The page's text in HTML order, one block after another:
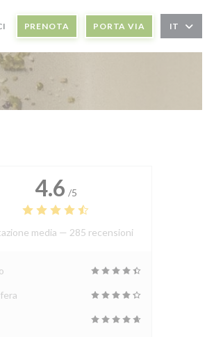
FINESTRA))
PRENOTA PORTA VIA IT
4.6 /5
media — 285 recensioni